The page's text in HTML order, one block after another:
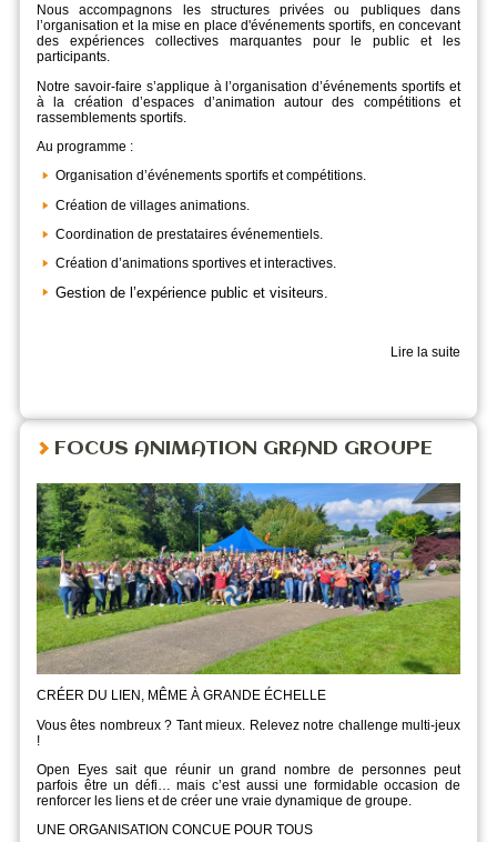
Nous accompagnons les structures privées ou publiques dans
l’organisation et la mise en place d'événements sportifs, en concevant
des expériences collectives marquantes pour le public et les
participants.
Notre savoir-faire s’applique à l’organisation d’événements sportifs et
à la création d’espaces d’animation autour des compétitions et
rassemblements sportifs.
Au programme :
Organisation d’événements sportifs et compétitions.
Création de villages animations.
Coordination de prestataires événementiels.
Création d’animations sportives et interactives.
Gestion de l’expérience public et visiteurs.
Lire la suite
FOCUS ANIMATION GRAND GROUPE
CR ÉER DU LIEN, MÊME À GRANDE ÉCHELLE
Vous êtes nombreux ? Tant mieux. Relevez notre challenge multi-jeux
!
Open Eyes sait que réunir un grand nombre de personnes peut
parfois être un défi… mais c’est aussi une formidable occasion de
renforcer les liens et de créer une vraie dynamique de groupe.
UNE ORGANISATION CONCUE POUR TOUS